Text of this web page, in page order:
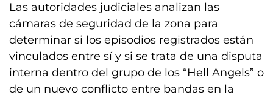
Las autoridades judiciales analizan las
cámaras de seguridad de la zona para
determinar si los episodios registrados están
vinculados entre sí y si se trata de una disputa
interna dentro del grupo de los “Hell Angels” o
de un nuevo conflicto entre bandas en la